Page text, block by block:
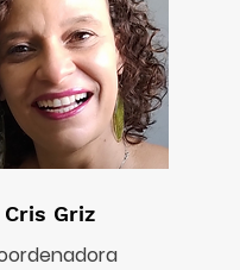
Cris Griz